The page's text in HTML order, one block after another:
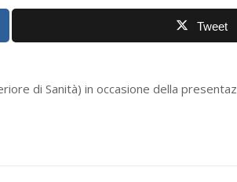
Tweet
di Sanità) in occasione della